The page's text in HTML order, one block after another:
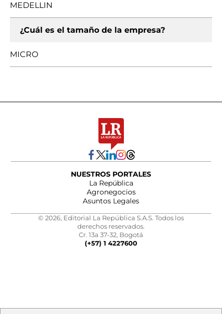
MEDELLIN
¿Cuál es el tamaño de la empresa?
MICRO
NUESTROS PORTALES
La República
Agronegocios
Asuntos Legales
© 2026, Editorial La República S.A.S. Todos los
derechos reservados.
Cr. 13a 37-32, Bogotá
(+57) 1 4227600